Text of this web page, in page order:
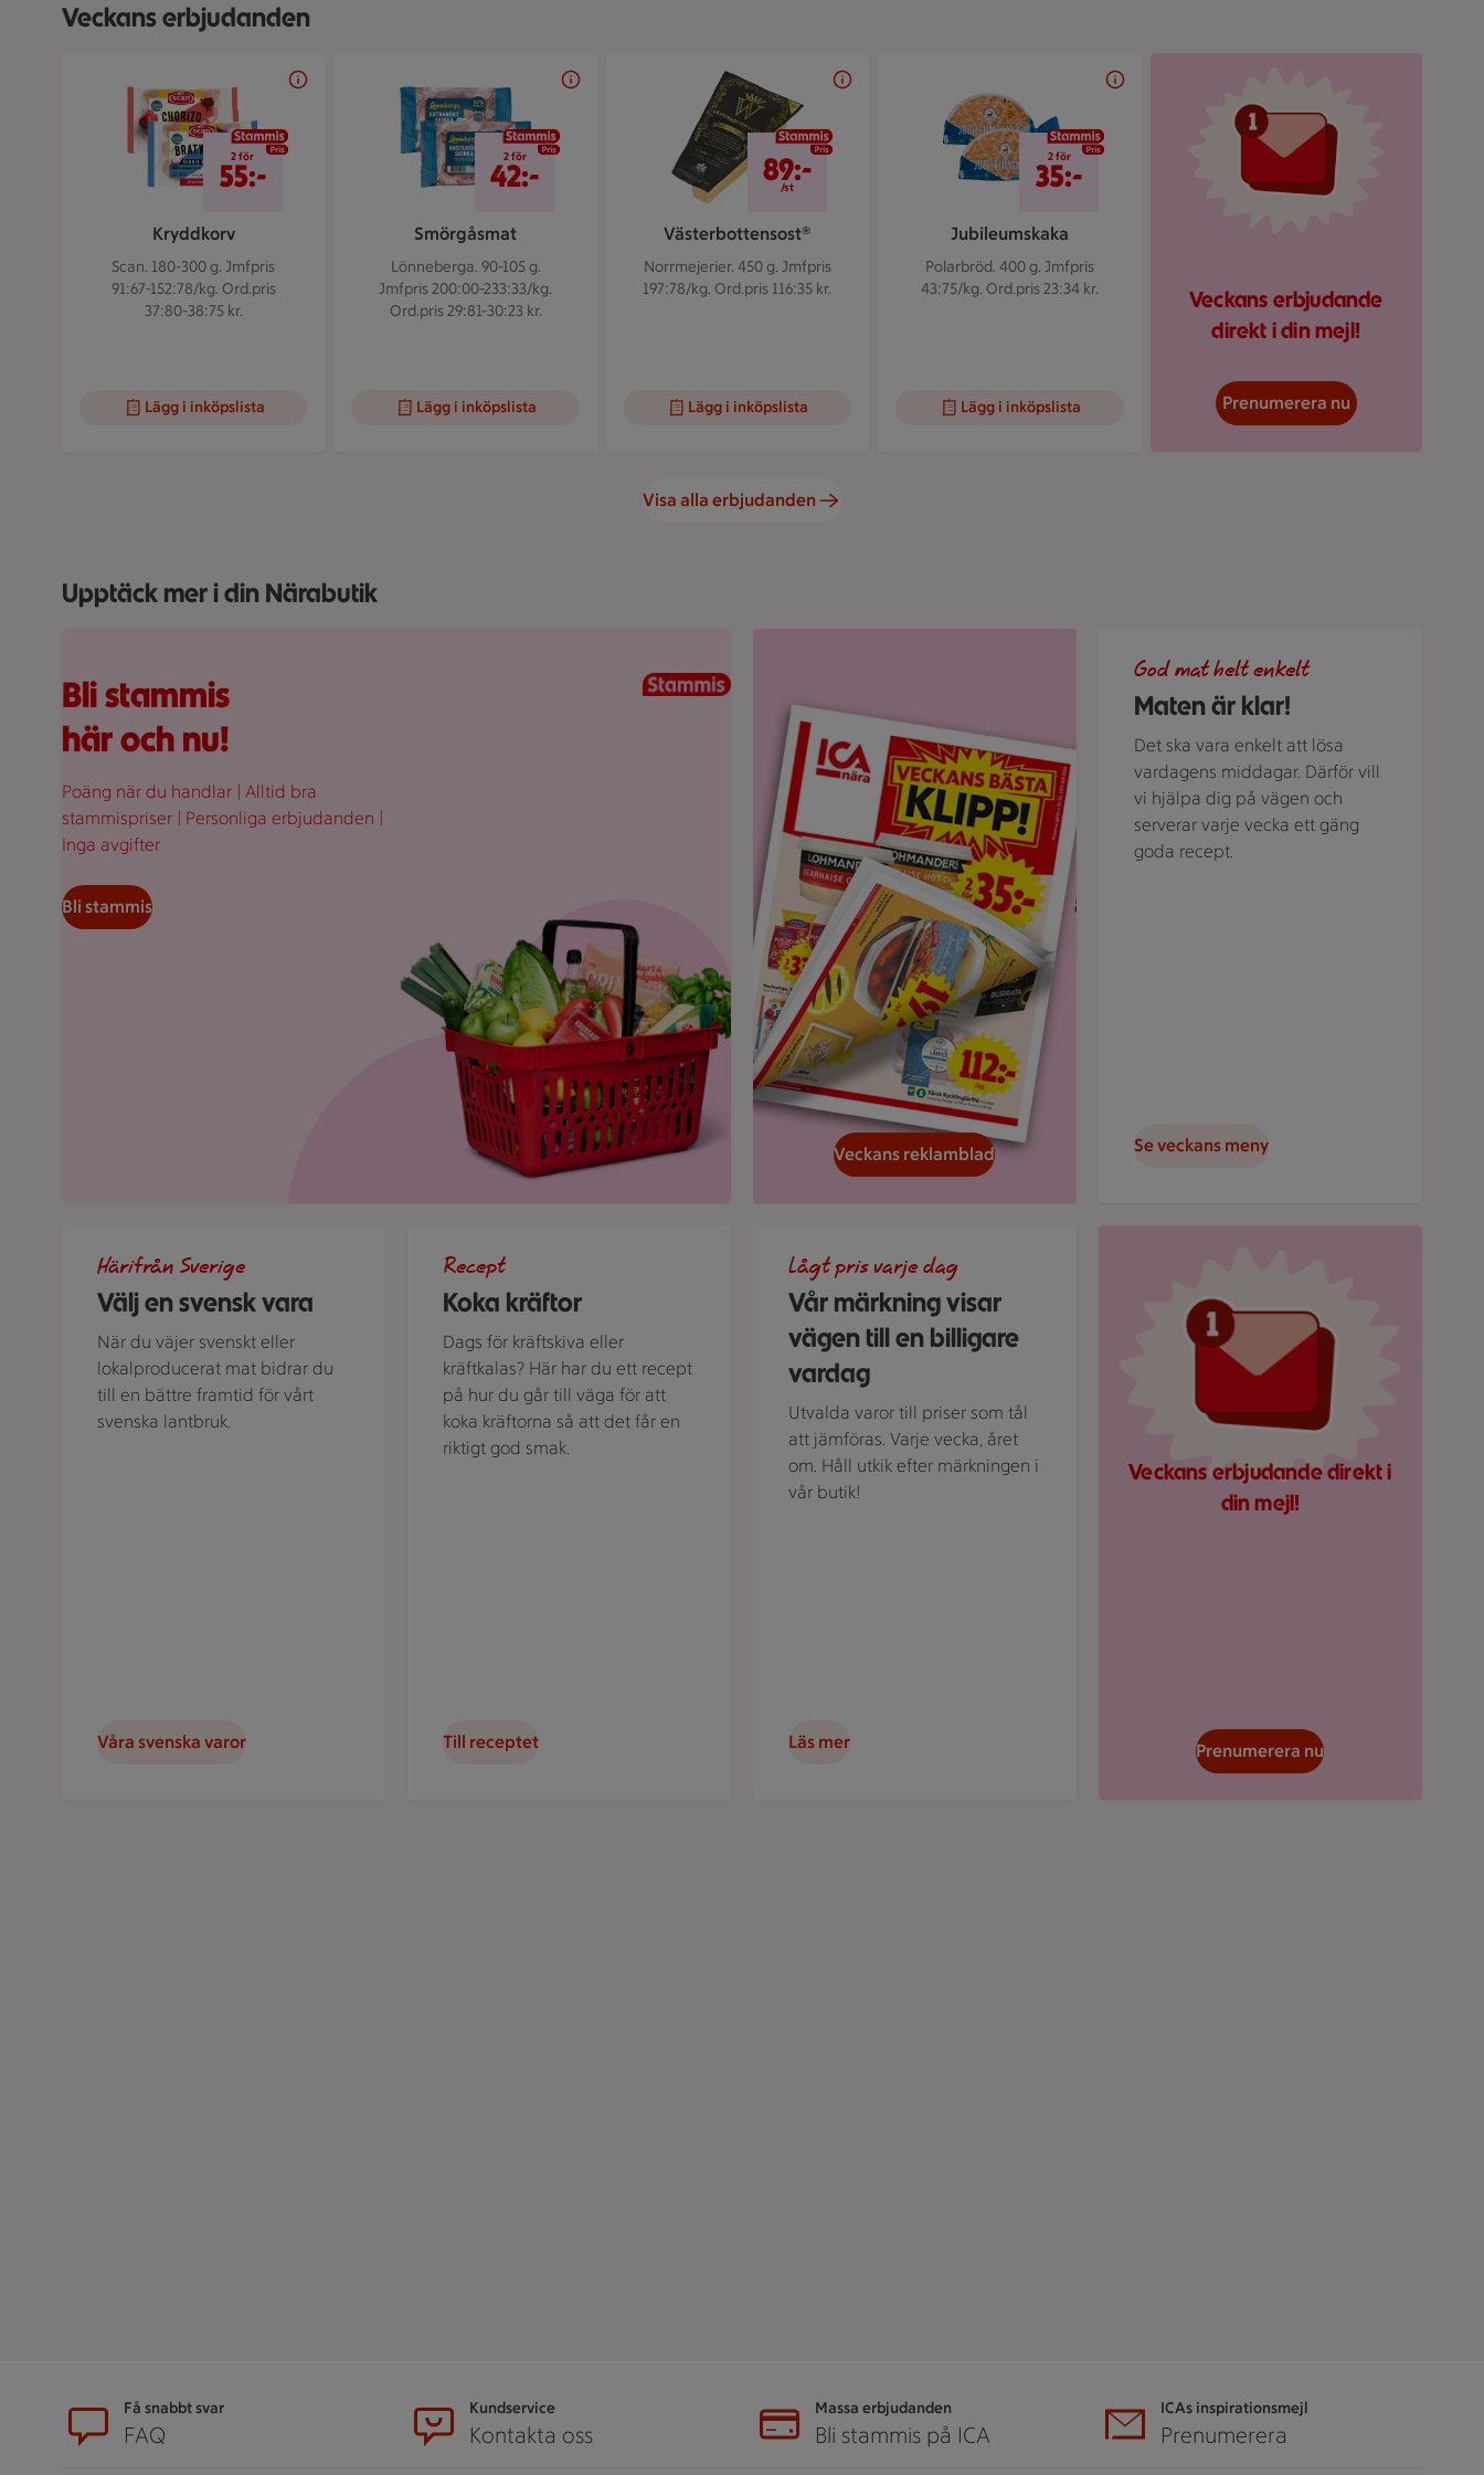
Veckans erbjudanden
Bildspel med 5 bilder.
Kryddkorv
Scan. 180-300 g.Jmfpris
91:67-152:78/kg. Ord.pris
37:80-38:75 kr.
2 för 55 kr
2 för
55:-
Lägg i inköpslista
Smörgåsmat
Lönneberga. 90-105 g.
Jmfpris 200:00-233:33/kg.
Ord.pris 29:81-30:23 kr.
2 för 42 kr
2 för
42:-
Lägg i inköpslista
Västerbottensost®
Norrmejerier. 450 g. Jmfpris
197:78/kg. Ord.pris 116:35 kr.
89 kr/st
89:-
/st
Lägg i inköpslista
Jubileumskaka
Polarbröd. 400 g. Jmfpris
43:75/kg. Ord.pris 23:34 kr.
2 för 35 kr
2 för
35:-
Lägg i inköpslista
Veckans erbjudande
direkt i din mejl!
Prenumerera nu
Visa alla erbjudanden
Upptäck mer i din Närabutik
Bli stammis
här och nu!
Poäng när du handlar | Alltid bra
stammispriser | Personliga erbjudanden |
Inga avgifter
Bli stammis
Veckans reklamblad
Maten är klar!
God mat helt enkelt
Det ska vara enkelt att lösa
vardagens middagar. Därför vill
vi hjälpa dig på vägen och
serverar varje vecka ett gäng
goda recept.
Se veckans meny
Välj en svensk vara
Härifrån Sverige
När du väjer svenskt eller
lokalproducerat mat bidrar du
till en bättre framtid för vårt
svenska lantbruk.
Våra svenska varor
Koka kräftor
Recept
Dags för kräftskiva eller
kräftkalas? Här har du ett recept
på hur du går till väga för att
koka kräftorna så att det får en
riktigt god smak.
Till receptet
Vår märkning visar
vägen till en billigare
vardag
Lågt pris varje dag
Utvalda varor till priser som tål
att jämföras. Varje vecka, året
om. Håll utkik efter märkningen i
vår butik!
Läs mer
Veckans erbjudande direkt i
din mejl!
Prenumerera nu
SidfotFå snabbt svar
FAQ
Kundservice
Kontakta oss
Massa erbjudanden
Bli stammis på ICA
ICAs inspirationsmejl
Prenumerera